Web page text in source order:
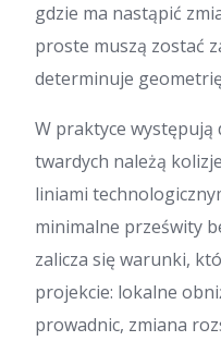
gdzie ma nastąpić
proste muszą zostać
determinuje
W praktyce występują
twardych należą
liniami
minimalne prześwity
zalicza się warunki,
projekcie: lokalne
prowadnic, zmiana